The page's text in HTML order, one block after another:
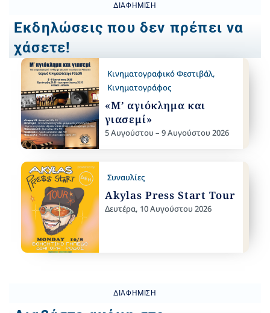
ΔΙΑΦΉΜΙΣΗ
Εκδηλώσεις που δεν πρέπει να
χάσετε!
Κινηματογραφικό Φεστιβάλ,
Κινηματογράφος
«Μ’ αγιόκλημα και
γιασεμί»
5 Αυγούστου – 9 Αυγούστου 2026
Συναυλίες
Akylas Press Start Tour
Δευτέρα, 10 Αυγούστου 2026
ΔΙΑΦΉΜΙΣΗ